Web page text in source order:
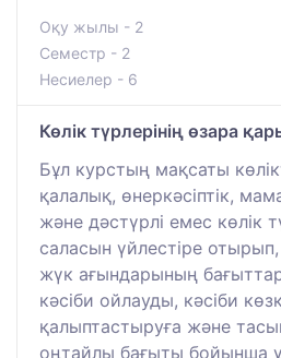
Оқу жылы - 2
Семестр - 2
Несиелер - 6
Көлік түрлерінің өзара
Бұл курстың мақсаты
қалалық, өнеркәсіптік,
және дәстүрлі емес көлік
саласын үйлестіре
жүк ағындарының
кәсіби ойлауды, кәсіби
қалыптастыруға және
оңтайлы бағыты бойынша